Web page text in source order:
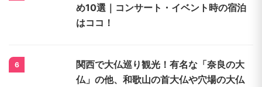
め10選｜コンサート・イベント時の宿泊
はココ！
6
関西で大仏巡り観光！有名な「奈良の大
仏」の他、和歌山の首大仏や穴場の大仏